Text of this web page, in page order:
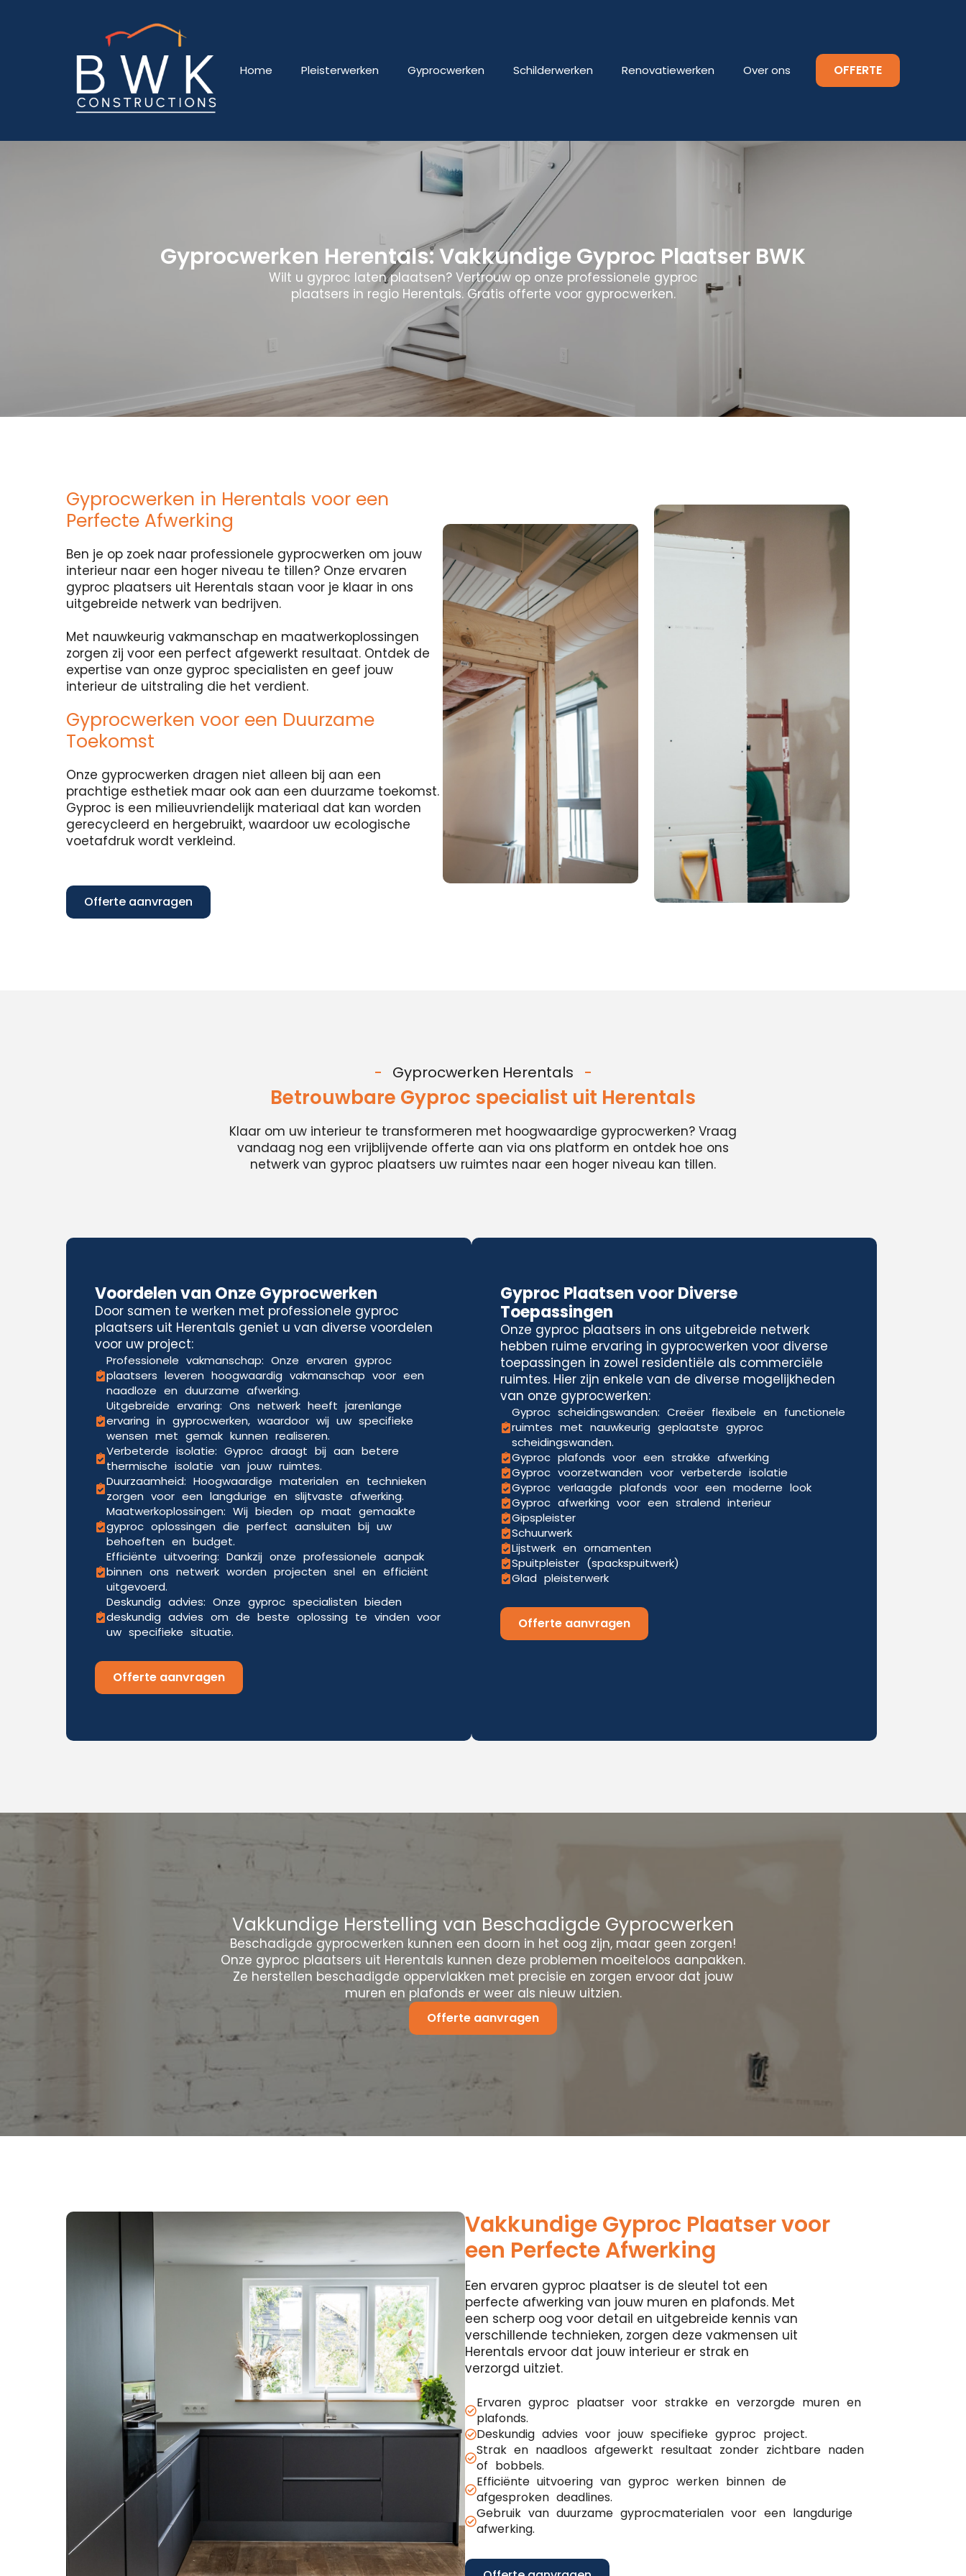
Home Pleisterwerken Gyprocwerken Schilderwerken Renovatiewerken Over ons OFFERTE
Gyprocwerken Herentals: Vakkundige Gyproc Plaatser BWK
Wilt u gyproc laten plaatsen? Vertrouw op onze professionele gyproc
plaatsers in regio Herentals. Gratis offerte voor gyprocwerken.
Gyprocwerken in Herentals voor een
Perfecte Afwerking
Ben je op zoek naar professionele gyprocwerken om jouw
interieur naar een hoger niveau te tillen? Onze ervaren
gyproc plaatsers uit Herentals staan voor je klaar in ons
uitgebreide netwerk van bedrijven.
Met nauwkeurig vakmanschap en maatwerkoplossingen
zorgen zij voor een perfect afgewerkt resultaat. Ontdek de
expertise van onze gyproc specialisten en geef jouw
interieur de uitstraling die het verdient.
Gyprocwerken voor een Duurzame
Toekomst
Onze gyprocwerken dragen niet alleen bij aan een
prachtige esthetiek maar ook aan een duurzame toekomst.
Gyproc is een milieuvriendelijk materiaal dat kan worden
gerecycleerd en hergebruikt, waardoor uw ecologische
voetafdruk wordt verkleind.
Offerte aanvragen
Gyprocwerken Herentals
Betrouwbare Gyproc specialist uit Herentals
Klaar om uw interieur te transformeren met hoogwaardige gyprocwerken? Vraag
vandaag nog een vrijblijvende offerte aan via ons platform en ontdek hoe ons
netwerk van gyproc plaatsers uw ruimtes naar een hoger niveau kan tillen.
Voordelen van Onze Gyprocwerken
Door samen te werken met professionele gyproc
plaatsers uit Herentals geniet u van diverse voordelen
voor uw project:
Professionele vakmanschap: Onze ervaren gyproc
plaatsers leveren hoogwaardig vakmanschap voor een
naadloze en duurzame afwerking.
Uitgebreide ervaring: Ons netwerk heeft jarenlange
ervaring in gyprocwerken, waardoor wij uw specifieke
wensen met gemak kunnen realiseren.
Verbeterde isolatie: Gyproc draagt bij aan betere
thermische isolatie van jouw ruimtes.
Duurzaamheid: Hoogwaardige materialen en technieken
zorgen voor een langdurige en slijtvaste afwerking.
Maatwerkoplossingen: Wij bieden op maat gemaakte
gyproc oplossingen die perfect aansluiten bij uw
behoeften en budget.
Efficiënte uitvoering: Dankzij onze professionele aanpak
binnen ons netwerk worden projecten snel en efficiënt
uitgevoerd.
Deskundig advies: Onze gyproc specialisten bieden
deskundig advies om de beste oplossing te vinden voor
uw specifieke situatie.
Offerte aanvragen
Gyproc Plaatsen voor Diverse
Toepassingen
Onze gyproc plaatsers in ons uitgebreide netwerk
hebben ruime ervaring in gyprocwerken voor diverse
toepassingen in zowel residentiële als commerciële
ruimtes. Hier zijn enkele van de diverse mogelijkheden
van onze gyprocwerken:
Gyproc scheidingswanden: Creëer flexibele en functionele
ruimtes met nauwkeurig geplaatste gyproc
scheidingswanden.
Gyproc plafonds voor een strakke afwerking
Gyproc voorzetwanden voor verbeterde isolatie
Gyproc verlaagde plafonds voor een moderne look
Gyproc afwerking voor een stralend interieur
Gipspleister
Schuurwerk
Lijstwerk en ornamenten
Spuitpleister (spackspuitwerk)
Glad pleisterwerk
Offerte aanvragen
Vakkundige Herstelling van Beschadigde Gyprocwerken
Beschadigde gyprocwerken kunnen een doorn in het oog zijn, maar geen zorgen!
Onze gyproc plaatsers uit Herentals kunnen deze problemen moeiteloos aanpakken.
Ze herstellen beschadigde oppervlakken met precisie en zorgen ervoor dat jouw
muren en plafonds er weer als nieuw uitzien.
Offerte aanvragen
Vakkundige Gyproc Plaatser voor
een Perfecte Afwerking
Een ervaren gyproc plaatser is de sleutel tot een
perfecte afwerking van jouw muren en plafonds. Met
een scherp oog voor detail en uitgebreide kennis van
verschillende technieken, zorgen deze vakmensen uit
Herentals ervoor dat jouw interieur er strak en
verzorgd uitziet.
Ervaren gyproc plaatser voor strakke en verzorgde muren en
plafonds.
Deskundig advies voor jouw specifieke gyproc project.
Strak en naadloos afgewerkt resultaat zonder zichtbare naden
of bobbels.
Efficiënte uitvoering van gyproc werken binnen de
afgesproken deadlines.
Gebruik van duurzame gyprocmaterialen voor een langdurige
afwerking.